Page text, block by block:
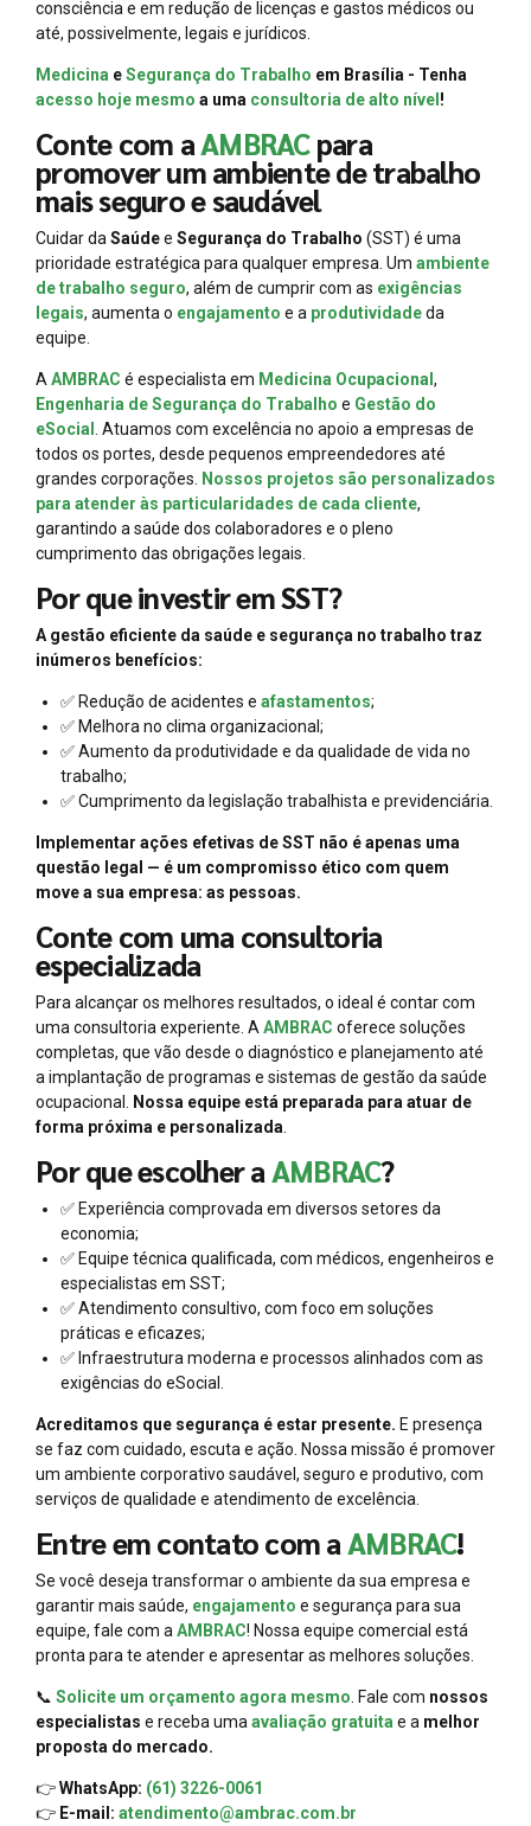
consciência e em redução de licenças e gastos médicos ou
até, possivelmente, legais e jurídicos.
Medicina eSegurança do Trabalho em Brasília - Tenha
acesso hoje mesmo a uma consultoria de alto nível !
Conte com aAMBRACpara
promover um ambiente de trabalho
mais seguro e saudável
Cuidar daSaúdee Segurança do Trabalho (SST) é uma
prioridade estratégica para qualquer empresa. Um ambiente
de trabalho seguro, além de cumprir com as exigências
legais, aumenta o engajamento e a produtividadeda
equipe.
AAMBRAC é especialista em Medicina Ocupacional ,
Engenharia de Segurança do Trabalho e Gestão do
eSocial . Atuamos com excelência no apoio a empresas de
todos os portes, desde pequenos empreendedores até
grandes corporações. Nossos projetos são personalizados
para atender às particularidades de cada cliente,
garantindo a saúde dos colaboradores e o pleno
cumprimento das obrigações legais.
Por que investir em SST?
A gestão eficiente da saúde e segurança no trabalho traz
inúmeros benefícios:
✅ Redução de acidentes e afastamentos;
✅ Melhora no clima organizacional;
✅ Aumento da produtividade e da qualidade de vida no
trabalho;
✅ Cumprimento da legislação trabalhista e previdenciária.
Implementar ações efetivas de SST não é apenas uma
questão legal — é um compromisso ético com quem
move a sua empresa: as pessoas.
Conte com uma consultoria
especializada
Para alcançar os melhores resultados, o ideal é contar com
uma consultoria experiente. A AMBRAC oferece soluções
completas, que vão desde o diagnóstico e planejamento até
a implantação de programas e sistemas de gestão da saúde
ocupacional.
Nossa equipe está preparada para atuar de
forma próxima e personalizada
Por que escolher aAMBRAC?
✅ Experiência comprovada em diversos setores da
economia;
✅ Equipe técnica qualificada, com médicos, engenheiros e
especialistas em SST;
✅ Atendimento consultivo, com foco em soluções
práticas e eficazes;
✅ Infraestrutura moderna e processos alinhados com as
exigências do eSocial.
Acreditamos que segurança é estar presente. E presença
se faz com cuidado, escuta e ação. Nossa missão é promover
um ambiente corporativo saudável, seguro e produtivo, com
serviços de qualidade e atendimento de excelência.
Entre em contato com aAMBRAC!
Se você deseja transformar o ambiente da sua empresa e
garantir mais saúde, engajamento e segurança para sua
equipe, fale com a AMBRAC! Nossa equipe comercial está
pronta para te atender e apresentar as melhores soluções.
📞 Solicite um orçamento agora mesmo . Fale com nossos
especialistas e receba uma avaliação gratuita e a melhor
proposta do mercado.
👉WhatsApp: (61) 3226-0061
👉 E-mail: atendimento@ambrac.com.br